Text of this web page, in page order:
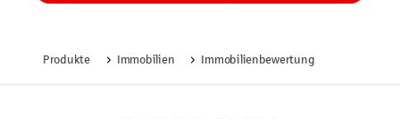
Produkte Immobilien Immobilienbewertung